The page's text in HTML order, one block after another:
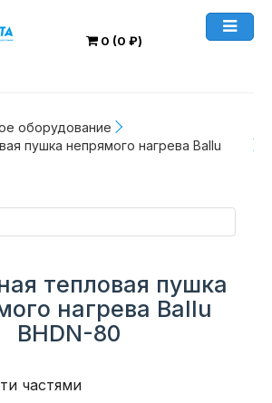
0 (0 ₽)
оборудование
пушка непрямого нагрева Ballu
тепловая пушка
нагрева Ballu
BHDN-80